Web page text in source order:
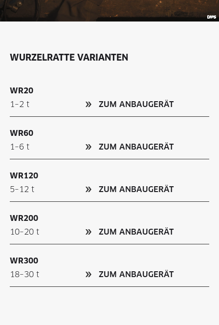
WURZELRATTE VARIANTEN
WR20
1–2 t
ZUM ANBAUGERÄT
WR60
1–6 t
ZUM ANBAUGERÄT
WR120
5–12 t
ZUM ANBAUGERÄT
WR200
10–20 t
ZUM ANBAUGERÄT
WR300
18–30 t
ZUM ANBAUGERÄT